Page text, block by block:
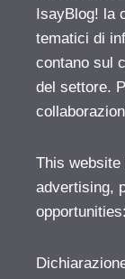
IsayBlog! la
tematici di
contano sul
del settore.
This
advertising,
opportunities: